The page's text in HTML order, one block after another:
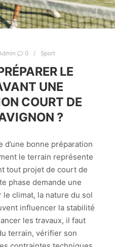
0 Sport
LE
UNE
COURT DE
?
d’une bonne préparation
le terrain représente
tout projet de court de
phase demande une
climat, la nature du sol
influencer la stabilité
les travaux, il faut
terrain, vérifier son